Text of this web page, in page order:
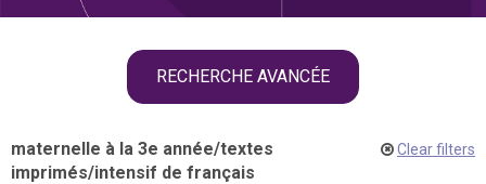
RECHERCHE AVANCÉE
maternelle à la 3e année/textes
imprimés/intensif de français
Clear filters